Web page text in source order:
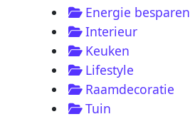
Energie besparen
Interieur
Keuken
Lifestyle
Raamdecoratie
Tuin